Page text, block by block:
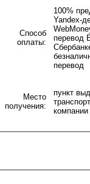
Способ
оплаты:
100%
Yandex-
перевод
перевод
Место
получения:
пункт
компании